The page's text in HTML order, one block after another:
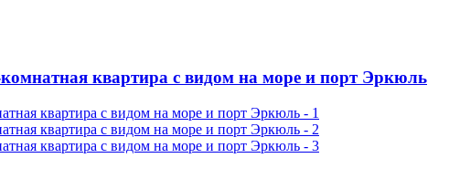
квартира с видом на море и порт Эркюль